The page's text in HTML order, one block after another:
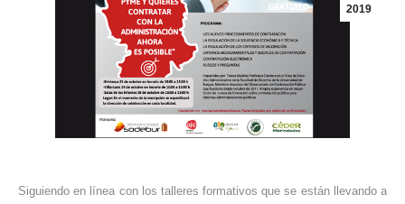
2019
Siguiendo en línea con los talleres formativos que se están llevando a